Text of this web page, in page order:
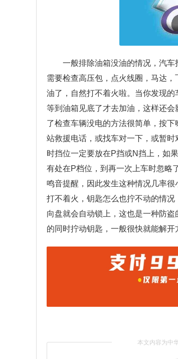
一般排除油箱没油的情况，汽
需要检查高压包，点火线圈，马达
油了，自然打不着火啦。当你发现
等到油箱见底了才去加油，这样还
了检查车辆没电的方法很简单，按
站救援电话，或找车对一下，或暂
时挡位一定要放在P挡或N挡上，如
有处在P档位，到再一次上车时忽略
鸣音提醒，因此发生这种情况几率
打不着火，钥匙怎么也拧不动的情
向盘就会自动锁上，这也是一种防
的同时拧动钥匙，一般很快就能解开
本文内容为中